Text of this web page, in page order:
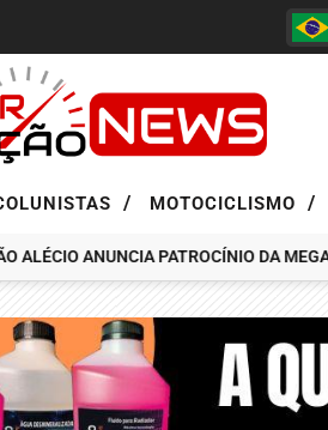
/ MOTOCICLISMO /
ALÉCIO ANUNCIA PATROCÍNIO DA